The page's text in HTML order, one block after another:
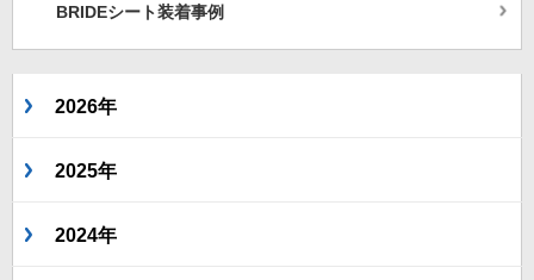
BRIDEシート装着事例
2026年
2025年
2024年